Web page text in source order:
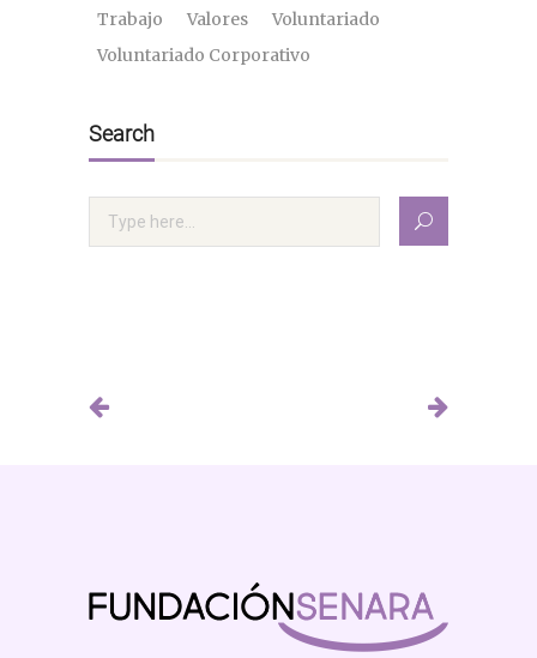
Trabajo
Valores
Voluntariado
Voluntariado Corporativo
Search